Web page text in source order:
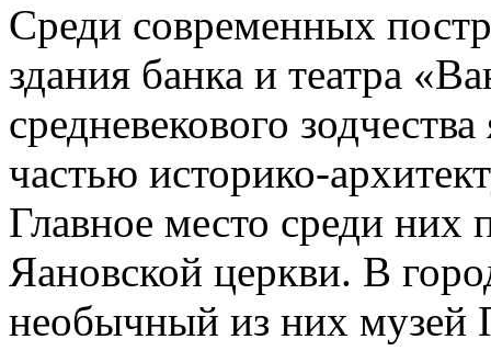
Среди современных
здания банка и театра
средневекового
частью историко-
Главное место среди них
Яановской церкви. В
необычный из них музей